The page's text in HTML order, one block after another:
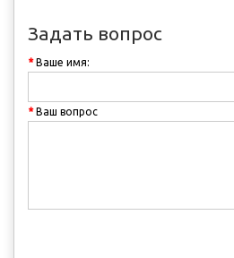
Задать вопрос
Ваше имя:
Ваш вопрос